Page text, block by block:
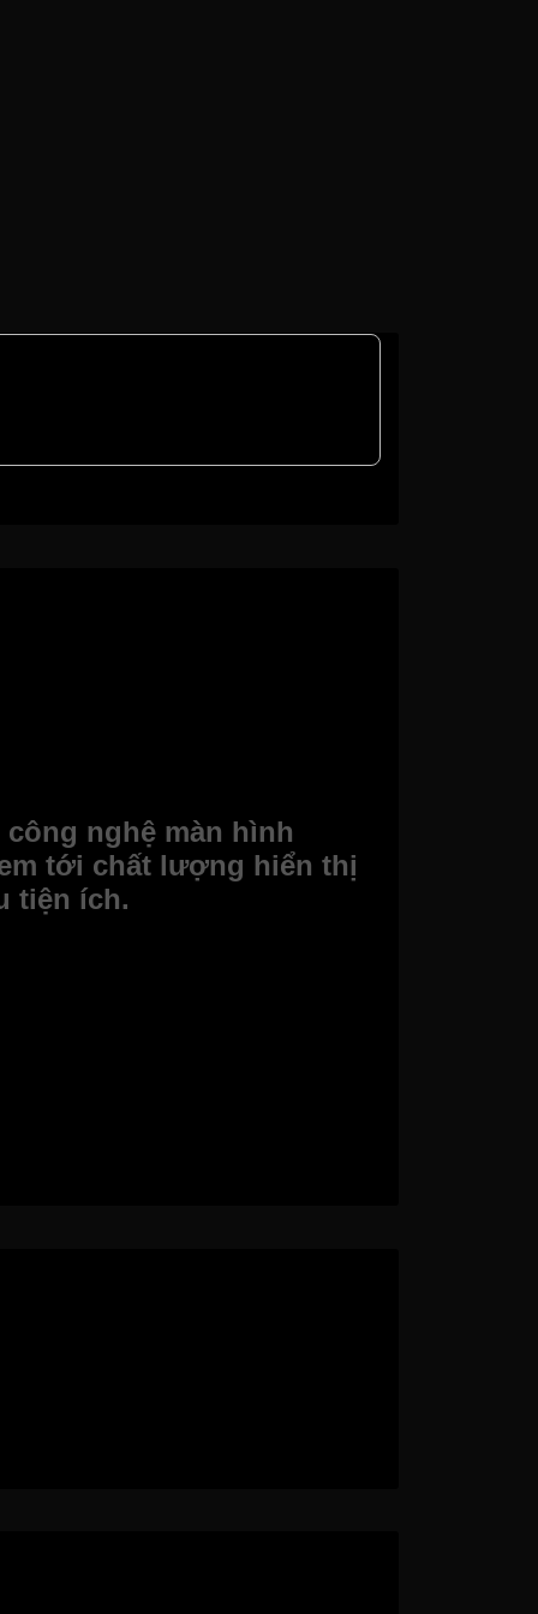
nghệ màn hình
tới chất lượng hiển thị
tiện ích.
phòng hội nghị hoặc phòng khách, trở